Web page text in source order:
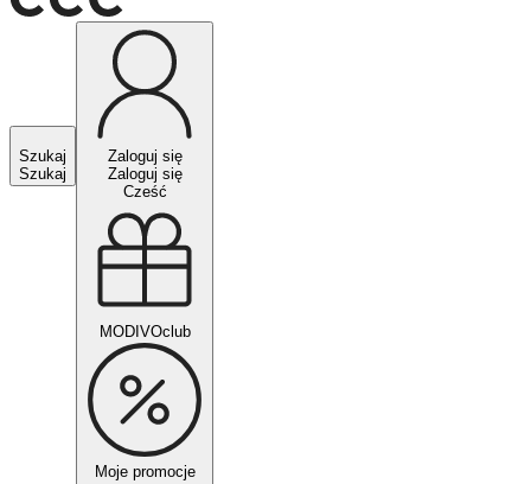
Szukaj
Szukaj
Zaloguj się
Zaloguj się
Cześć
MODIVOclub
Moje promocje